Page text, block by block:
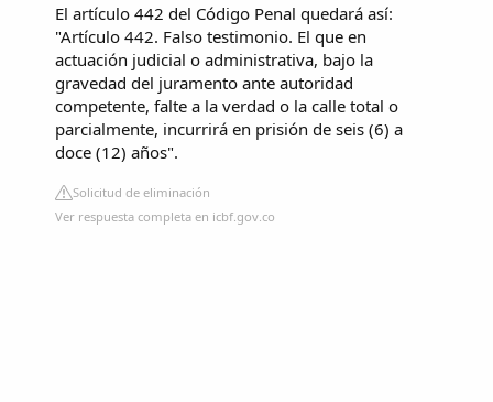
El artículo 442 del Código Penal quedará así:
"Artículo 442. Falso testimonio. El que en
actuación judicial o administrativa, bajo la
gravedad del juramento ante autoridad
competente, falte a la verdad o la calle total o
parcialmente, incurrirá en prisión de seis (6) a
doce (12) años".
Solicitud de eliminación
Ver respuesta completa en icbf.gov.co